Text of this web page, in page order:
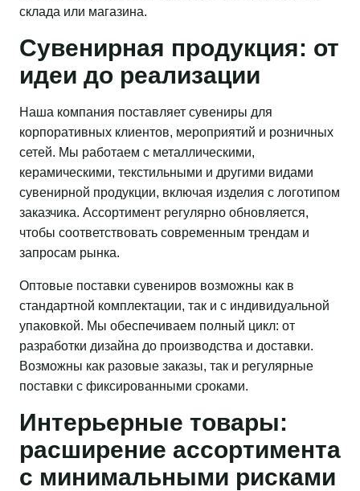
склада или магазина.
Сувенирная продукция: от
идеи до реализации
Наша компания поставляет сувениры для
корпоративных клиентов, мероприятий и розничных
сетей. Мы работаем с металлическими,
керамическими, текстильными и другими видами
сувенирной продукции, включая изделия с логотипом
заказчика. Ассортимент регулярно обновляется,
чтобы соответствовать современным трендам и
запросам рынка.
Оптовые поставки сувениров возможны как в
стандартной комплектации, так и с индивидуальной
упаковкой. Мы обеспечиваем полный цикл: от
разработки дизайна до производства и доставки.
Возможны как разовые заказы, так и регулярные
поставки с фиксированными сроками.
Интерьерные товары:
расширение ассортимента
с минимальными рисками